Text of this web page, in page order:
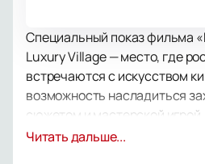
Специальный показ фильма
Luxury Village — место, где
встречаются с искусством
возможность насладиться
сюжетом и мастерской
главной роли. Барвиха Luxury
Читать дальше...